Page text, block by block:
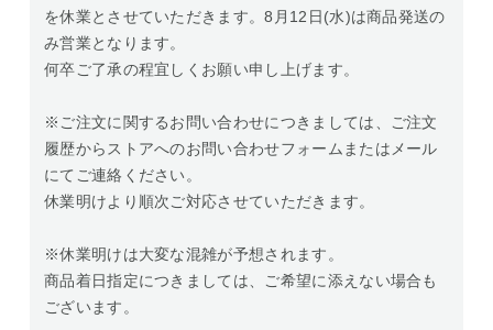
を休業とさせていただきます。8月12日(水)は商品発送の
み営業となります。
何卒ご了承の程宜しくお願い申し上げます。
※ご注文に関するお問い合わせにつきましては、ご注文
履歴からストアへのお問い合わせフォームまたはメール
にてご連絡ください。
休業明けより順次ご対応させていただきます。
※休業明けは大変な混雑が予想されます。
商品着日指定につきましては、ご希望に添えない場合も
ございます。